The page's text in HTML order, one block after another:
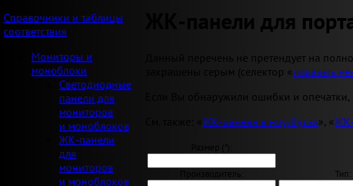
Справочники и таблицы
соответствия
Мониторы и
моноблоки
Светодиодные
панели для
мониторов
и моноблоков
ЖК-панели
для
мониторов
и моноблоков
ЖК-панели для
Данный перечень не претендует на
закрашены серым (селектор «показать
Если Вы обнаружили ошибки и
ЖК-панели в ноутбуках», «ЖК-
Производитель: Тип: